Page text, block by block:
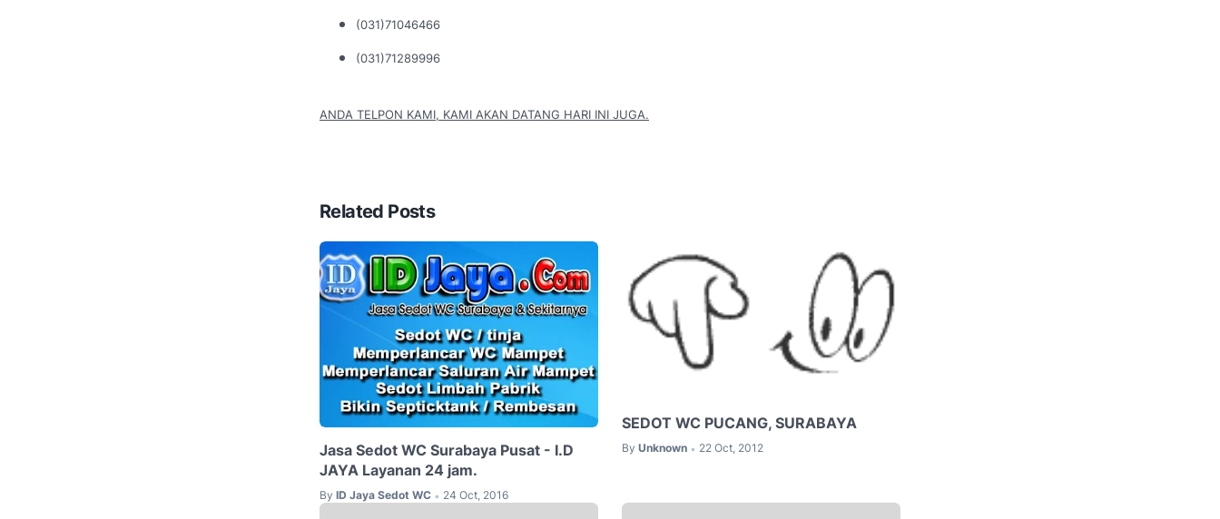
(031)71046466
(031)71289996
ANDA TELPON KAMI, KAMI AKAN DATANG HARI INI JUGA.
Related Posts
Jasa Sedot WC Surabaya Pusat - I.D
JAYA Layanan 24 jam.
By ID Jaya Sedot WC • 24 Oct, 2016
SEDOT WC PUCANG, SURABAYA
By Unknown • 22 Oct, 2012